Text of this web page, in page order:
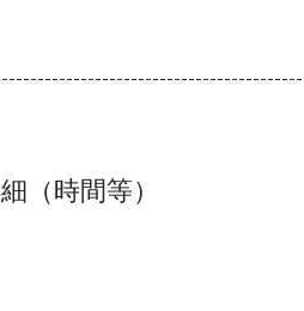
（時間等）